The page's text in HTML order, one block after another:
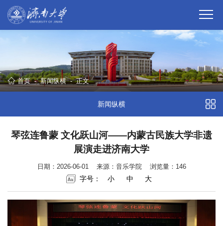
首页 - 新闻纵横 - 正文
新闻纵横
琴弦连鲁蒙 文化跃山河——内蒙古民族大学非遗
展演走进济南大学
日期：2026-06-01 来源：音乐学院 浏览量： 146
字号： 小 中 大